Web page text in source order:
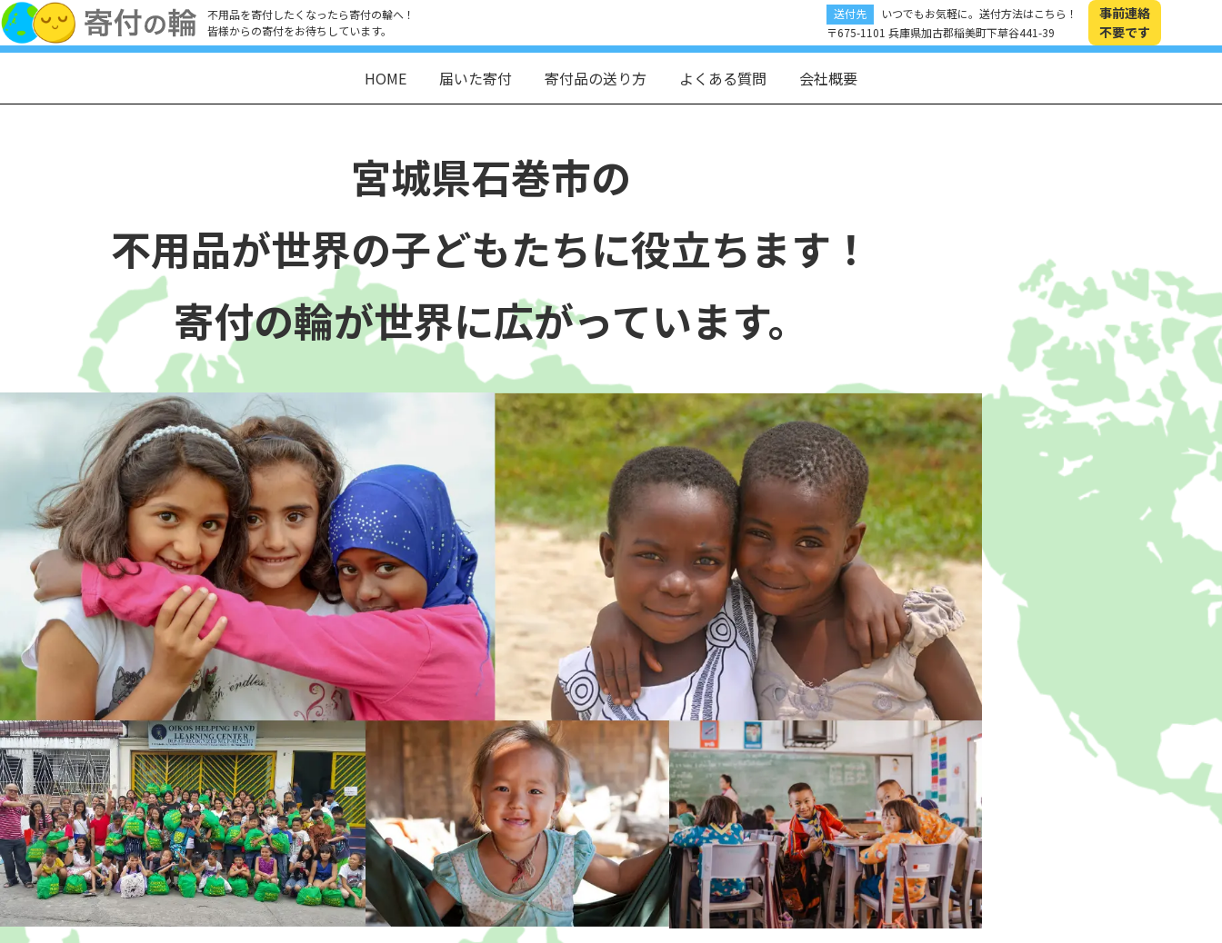
不用品を寄付したくなったら寄付の輪へ！
皆様からの寄付をお待ちしています。
送付先
いつでもお気軽に。送付方法はこちら！
〒675-1101 兵庫県加古郡稲美町下草谷441-39
事前連絡
不要です
HOME 届いた寄付 寄付品の送り方 よくある質問 会社概要
宮城県石巻市の
不用品が世界の子どもたちに役立ちます！
寄付の輪が世界に広がっています。